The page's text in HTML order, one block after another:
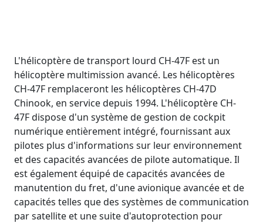
L'hélicoptère de transport lourd CH-47F est un
hélicoptère multimission avancé. Les hélicoptères
CH-47F remplaceront les hélicoptères CH-47D
Chinook, en service depuis 1994. L'hélicoptère CH-
47F dispose d'un système de gestion de cockpit
numérique entièrement intégré, fournissant aux
pilotes plus d'informations sur leur environnement
et des capacités avancées de pilote automatique. Il
est également équipé de capacités avancées de
manutention du fret, d'une avionique avancée et de
capacités telles que des systèmes de communication
par satellite et une suite d'autoprotection pour